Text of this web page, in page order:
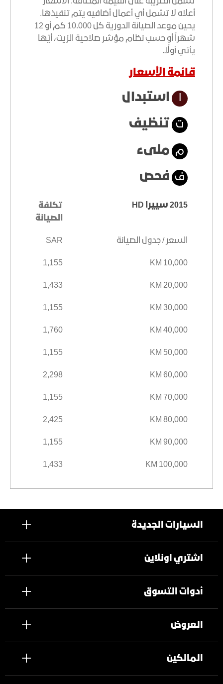
أعلاه لا تشمل أي أعمال أضافيه يتم تنفيذها.
يحين موعد الصيانة الدورية كل 10.000 كم أو 12
شهراً أو حسب نظام مؤشر صلاحية الزيت، أيّها
يأتي أولًا.
قائمة الأسعار
ا
استبدال
ت تنظيف
م ملىء
ف فحص
2015 سييرا HD
تكلفة
الصيانة
السعر / جدول الصيانة
SAR
10,000 KM
1,155
20,000 KM
1,433
30,000 KM
1,155
40,000 KM
1,760
50,000 KM
1,155
60,000 KM
2,298
70,000 KM
1,155
80,000 KM
2,425
90,000 KM
1,155
100,000 KM
1,433
السيارات الجديدة
اشتري اونلاين
أدوات التسوق
العروض
المالكين